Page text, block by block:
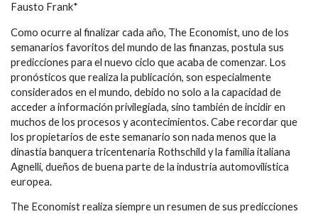
Fausto Frank*
Como ocurre al finalizar cada año, The Economist, uno de los
semanarios favoritos del mundo de las finanzas, postula sus
predicciones para el nuevo ciclo que acaba de comenzar. Los
pronósticos que realiza la publicación, son especialmente
considerados en el mundo, debido no solo a la capacidad de
acceder a información privilegiada, sino también de incidir en
muchos de los procesos y acontecimientos. Cabe recordar que
los propietarios de este semanario son nada menos que la
dinastía banquera tricentenaria Rothschild y la familia italiana
Agnelli, dueños de buena parte de la industria automovilística
europea.
The Economist realiza siempre un resumen de sus predicciones